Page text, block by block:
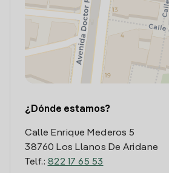
¿Dónde estamos?
Calle Enrique Mederos 5
38760 Los Llanos De Aridane
Telf.: 822 17 65 53